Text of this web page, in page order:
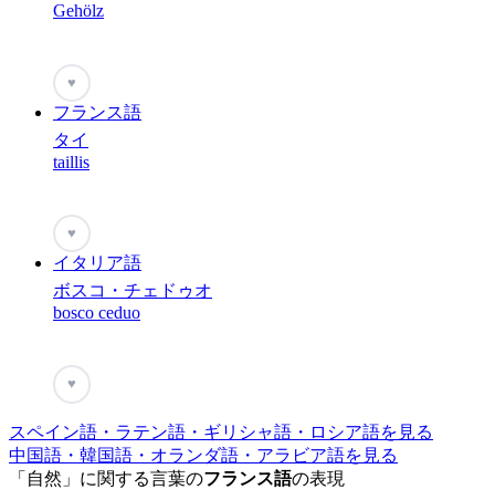
Gehölz
♥
フランス語
タイ
taillis
♥
イタリア語
ボスコ・チェドゥオ
bosco ceduo
♥
スペイン語・ラテン語・ギリシャ語・ロシア語を見る
中国語・韓国語・オランダ語・アラビア語を見る
「自然」に関する言葉のフランス語の表現